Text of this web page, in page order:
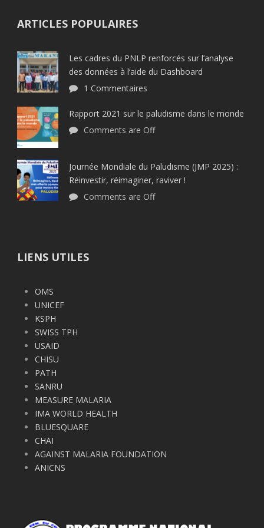
ARTICLES POPULAIRES
Les cadres du PNLP renforcés sur l’analyse
des données à l‘aide du Dashboard
1 Commentaires
Rapport 2021 sur le paludisme dans le monde
Comments are Off
Journée Mondiale du Paludisme (JMP 2025) :
Réinvestir, réimaginer, raviver !
Comments are Off
LIENS UTILES
OMS
UNICEF
KSPH
SWISS TPH
USAID
CHISU
PATH
SANRU
MEASURE MALARIA
IMA WORLD HEALTH
BLUESQUARE
CHAI
AGAINST MALARIA FOUNDATION
ANICNS